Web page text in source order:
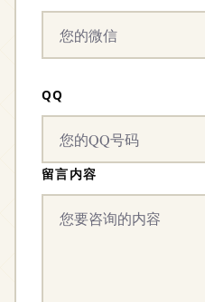
QQ
留言内容